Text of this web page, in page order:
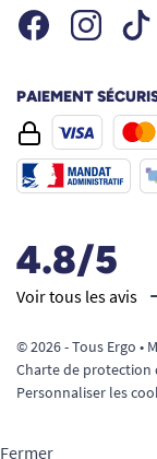
Facebook
PAIEMENT
4.8/5
Voir tous les avis
© 2026 - Tous Ergo •
Charte de protection
Personnaliser les
Fermer